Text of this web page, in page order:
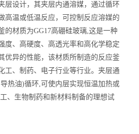
层设计，其夹层内通溶媒，通过循环
高温或低温反应，可控制反应溶媒的
的材质为GG17高硼硅玻璃,这是一种
度、高硬度、高透光率和高化学稳定
优异的性能，该材质所制造的反应釜
工、制药、电子行业等行业。夹层通
热油)循环,可使内层实现恒温加热或
、生物制药和新材料制备的理想试